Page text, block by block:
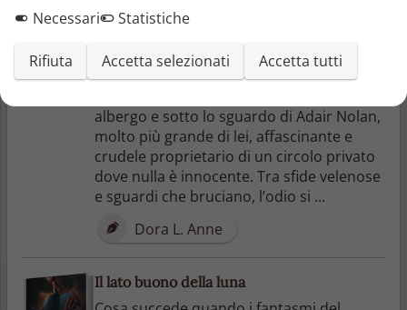
Un debito. Un accordo. Un nemico
l’uomo che potrebbe distruggere la sua
famiglia, Lily Harrison si ritrova
albergo e sotto lo sguardo di Adair Nolan,
molto più grande di lei, affascinante e
crudele proprietario di un circolo privato
dove nulla è innocente. Tra sfide velenose
e sguardi che bruciano, l’odio si ...
Dora L. Anne
Il lato buono della luna
Necessari
Statistiche
Rifiuta Accetta selezionati Accetta tutti